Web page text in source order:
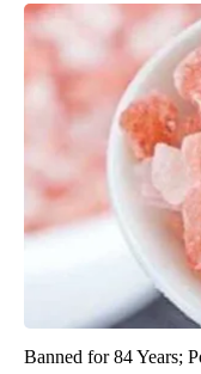
Banned for 84 Years;